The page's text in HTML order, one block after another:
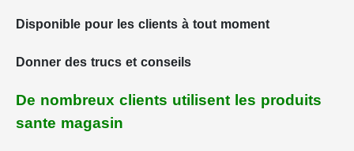
Disponible pour les clients à tout moment
Donner des trucs et conseils
De nombreux clients utilisent les produits
sante magasin